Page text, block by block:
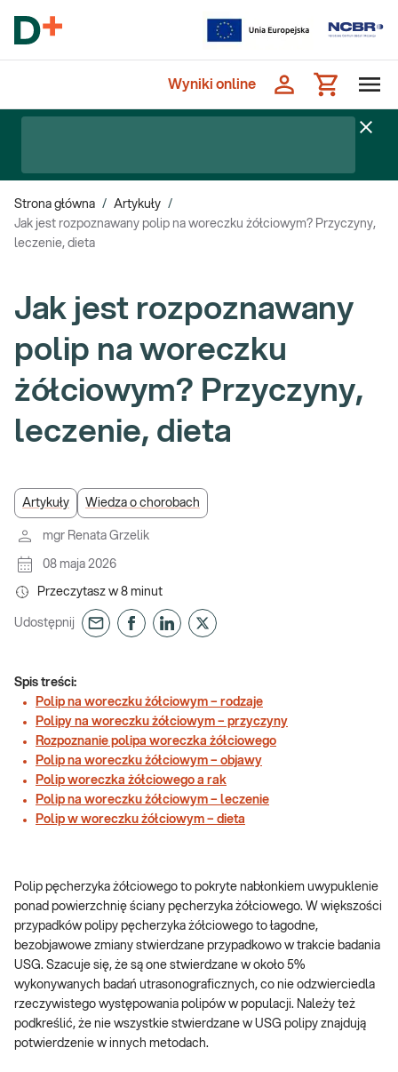
Wyniki online
Strona główna / Artykuły /
Jak jest rozpoznawany polip na woreczku żółciowym? Przyczyny,
leczenie, dieta
Jak jest rozpoznawany
polip na woreczku
żółciowym? Przyczyny,
leczenie, dieta
Artykuły Wiedza o chorobach
mgr Renata Grzelik
08 maja 2026
Przeczytasz w 8 minut
Udostępnij
Spis treści:
Polip na woreczku żółciowym – rodzaje
Polipy na woreczku żółciowym – przyczyny
Rozpoznanie polipa woreczka żółciowego
Polip na woreczku żółciowym – objawy
Polip woreczka żółciowego a rak
Polip na woreczku żółciowym – leczenie
Polip w woreczku żółciowym – dieta
Polip pęcherzyka żółciowego to pokryte nabłonkiem uwypuklenie
ponad powierzchnię ściany pęcherzyka żółciowego. W większości
przypadków polipy pęcherzyka żółciowego to łagodne,
bezobjawowe zmiany stwierdzane przypadkowo w trakcie badania
USG. Szacuje się, że są one stwierdzane w około 5%
wykonywanych badań utrasonograficznych, co nie odzwierciedla
rzeczywistego występowania polipów w populacji. Należy też
podkreślić, że nie wszystkie stwierdzane w USG polipy znajdują
potwierdzenie w innych metodach.